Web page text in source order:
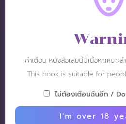
คำเตือน หนังสือเล่มนี้มีเนื้อหาเหมาะ
This book is suitable for
ไม่ต้องเตือนฉันอีก /
I'm over 18